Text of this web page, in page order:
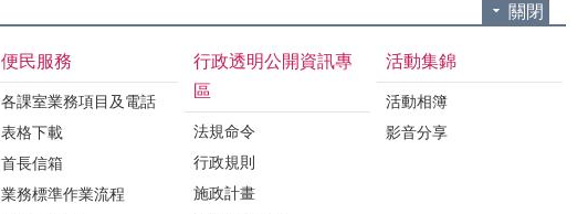
關閉
便民服務
各課室業務項目及電話
表格下載
首長信箱
業務標準作業流程
行政透明公開資訊專
區
法規命令
行政規則
施政計畫
活動集錦
活動相簿
影音分享